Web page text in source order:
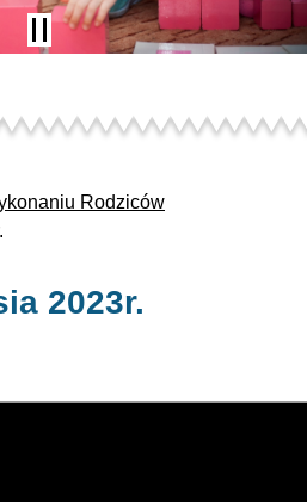
Rodziców
2023r.